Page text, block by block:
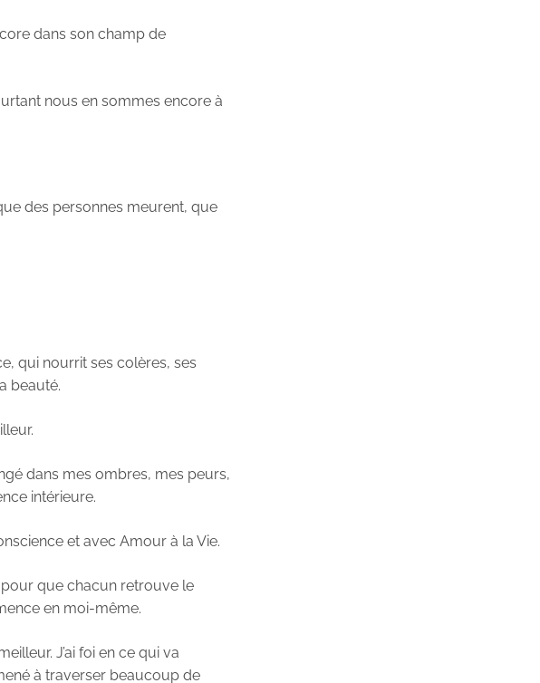
dans son champ de
nous en sommes encore à
des personnes meurent, que
qui nourrit ses colères, ses
beauté.
dans mes ombres, mes peurs,
intérieure.
et avec Amour à la Vie.
pour que chacun retrouve le
en moi-même.
J’ai foi en ce qui va
à traverser beaucoup de